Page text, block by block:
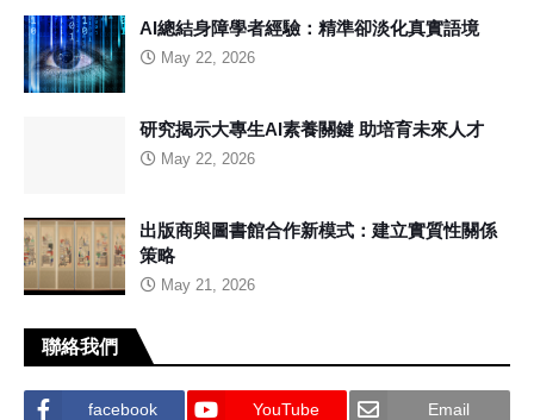
AI總結身障學者經驗：精準卻淡化真實語境
May 22, 2026
研究揭示大專生AI素養關鍵 助培育未來人才
May 22, 2026
出版商與圖書館合作新模式：建立實質性關係
策略
May 21, 2026
聯絡我們
facebook YouTube Email